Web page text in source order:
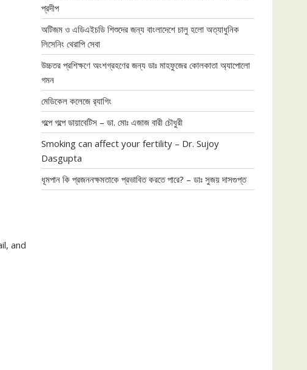
and
প্রদীপ
অটিজম ও এডিএইচডি শিশুদের জন্য বাংলাদেশে চালু হলো অত্যাধুনিক
লিসেনিং থেরাপি সেবা
উচ্চতর প্রশিক্ষণে অংশগ্রহণের জন্য ডাঃ মাহফুজের কোলকাতা অ্যাপোলো
গমন
মেডিকেল কলেজে র‍্যাগিং
গল্পে গল্পে ডায়াবেটিস – ডা. মোঃ এজাজ বারী চৌধুরী
Smoking can affect your fertility – Dr. Sujoy
Dasgupta
ধূমপান কি প্রজননক্ষমতাকে প্রভাবিত করতে পারে? – ডাঃ সুজয় দাসগুপ্ত